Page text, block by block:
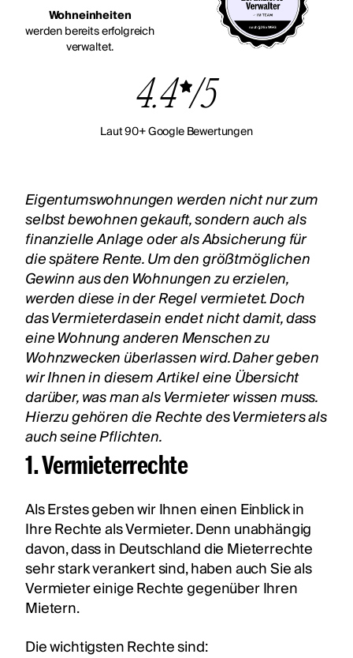
Wohneinheiten
werden bereits erfolgreich
verwaltet.
4.4 /5
Laut 90+ Google Bewertungen
Eigentumswohnungen werden nicht nur zum
selbst bewohnen gekauft, sondern auch als
finanzielle Anlage oder als Absicherung für
die spätere Rente. Um den größtmöglichen
Gewinn aus den Wohnungen zu erzielen,
werden diese in der Regel vermietet. Doch
das Vermieterdasein endet nicht damit, dass
eine Wohnung anderen Menschen zu
Wohnzwecken überlassen wird. Daher geben
wir Ihnen in diesem Artikel eine Übersicht
darüber, was man als Vermieter wissen muss.
Hierzu gehören die Rechte des Vermieters als
auch seine Pflichten.
1. Vermieterrechte
Als Erstes geben wir Ihnen einen Einblick in
Ihre Rechte als Vermieter. Denn unabhängig
davon, dass in Deutschland die Mieterrechte
sehr stark verankert sind, haben auch Sie als
Vermieter einige Rechte gegenüber Ihren
Mietern.
Die wichtigsten Rechte sind: